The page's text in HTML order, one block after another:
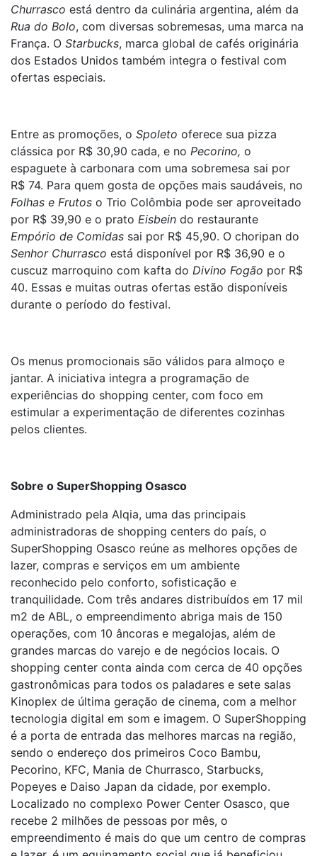
Churrasco está dentro da culinária argentina, além da
Rua do Bolo, com diversas sobremesas, uma marca na
França. O Starbucks, marca global de cafés originária
dos Estados Unidos também integra o festival com
ofertas especiais.
Entre as promoções, o Spoleto oferece sua pizza
clássica por R$ 30,90 cada, e no Pecorino, o
espaguete à carbonara com uma sobremesa sai por
R$ 74. Para quem gosta de opções mais saudáveis, no
Folhas e Frutos o Trio Colômbia pode ser aproveitado
por R$ 39,90 e o prato Eisbein do restaurante
Empório de Comidas sai por R$ 45,90. O choripan do
Senhor Churrasco está disponível por R$ 36,90 e o
cuscuz marroquino com kafta do Divino Fogão por R$
40. Essas e muitas outras ofertas estão disponíveis
durante o período do festival.
Os menus promocionais são válidos para almoço e
jantar. A iniciativa integra a programação de
experiências do shopping center, com foco em
estimular a experimentação de diferentes cozinhas
pelos clientes.
Sobre o SuperShopping Osasco
Administrado pela Alqia, uma das principais
administradoras de shopping centers do país, o
SuperShopping Osasco reúne as melhores opções de
lazer, compras e serviços em um ambiente
reconhecido pelo conforto, sofisticação e
tranquilidade. Com três andares distribuídos em 17 mil
m2 de ABL, o empreendimento abriga mais de 150
operações, com 10 âncoras e megalojas, além de
grandes marcas do varejo e de negócios locais. O
shopping center conta ainda com cerca de 40 opções
gastronômicas para todos os paladares e sete salas
Kinoplex de última geração de cinema, com a melhor
tecnologia digital em som e imagem. O SuperShopping
é a porta de entrada das melhores marcas na região,
sendo o endereço dos primeiros Coco Bambu,
Pecorino, KFC, Mania de Churrasco, Starbucks,
Popeyes e Daiso Japan da cidade, por exemplo.
Localizado no complexo Power Center Osasco, que
recebe 2 milhões de pessoas por mês, o
empreendimento é mais do que um centro de compras